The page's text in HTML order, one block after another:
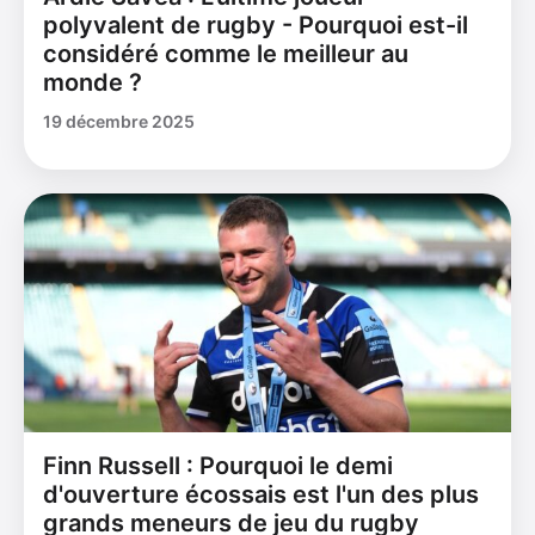
polyvalent de rugby - Pourquoi est-il
considéré comme le meilleur au
monde ?
19 décembre 2025
Finn Russell : Pourquoi le demi
d'ouverture écossais est l'un des plus
grands meneurs de jeu du rugby